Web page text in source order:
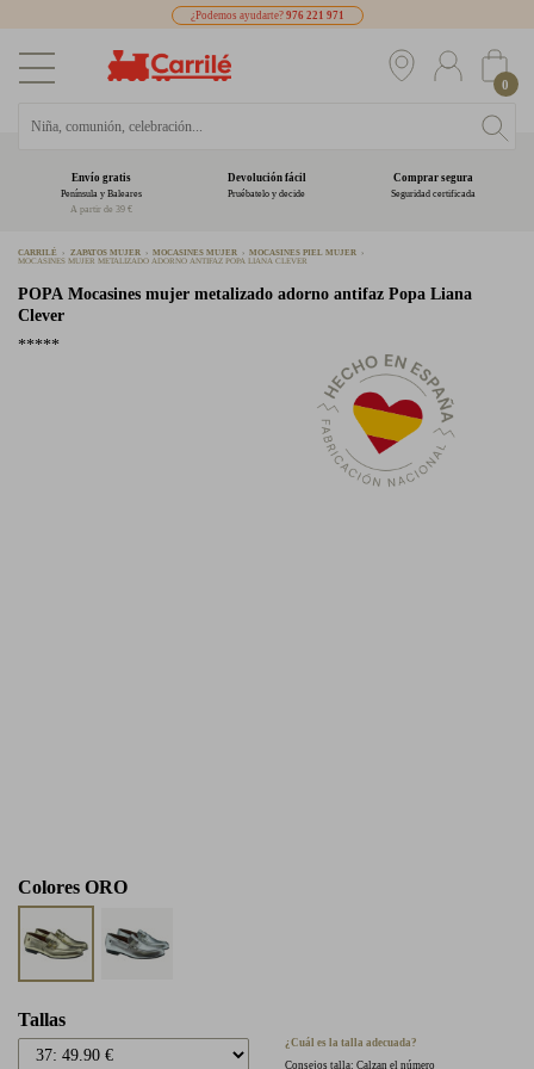
¿Podemos ayudarte? 976 221 971
0
Envío gratis
Península y Baleares
A partir de 39 €
Devolución fácil
Pruébatelo y decide
Comprar segura
Seguridad certificada
CARRILÉ ZAPATOS MUJER MOCASINES MUJER
MOCASINES PIEL MUJER
MOCASINES MUJER METALIZADO ADORNO ANTIFAZ POPA LIANA CLEVER
POPA Mocasines mujer metalizado adorno antifaz Popa Liana
Clever
*****
Colores ORO
Tallas
¿Cuál es la talla adecuada?
Consejos talla: Calzan el número